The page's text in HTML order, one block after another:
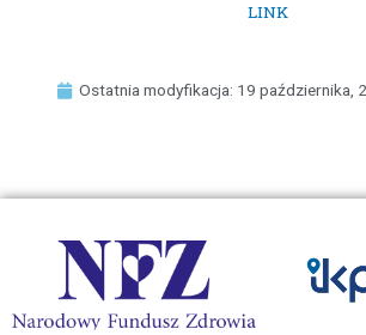
LINK
Ostatnia modyfikacja: 19 października,